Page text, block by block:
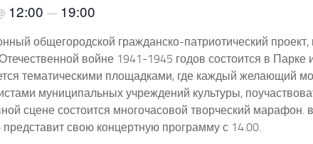
12:00 — 19:00
общегородской гражданско-патриотический
войне 1941-1945 годов состоится в
тематическими площадками, где каждый желающий
муниципальных учреждений культуры,
сцене состоится многочасовой творческий марафон.
свою концертную программу с 14.00.